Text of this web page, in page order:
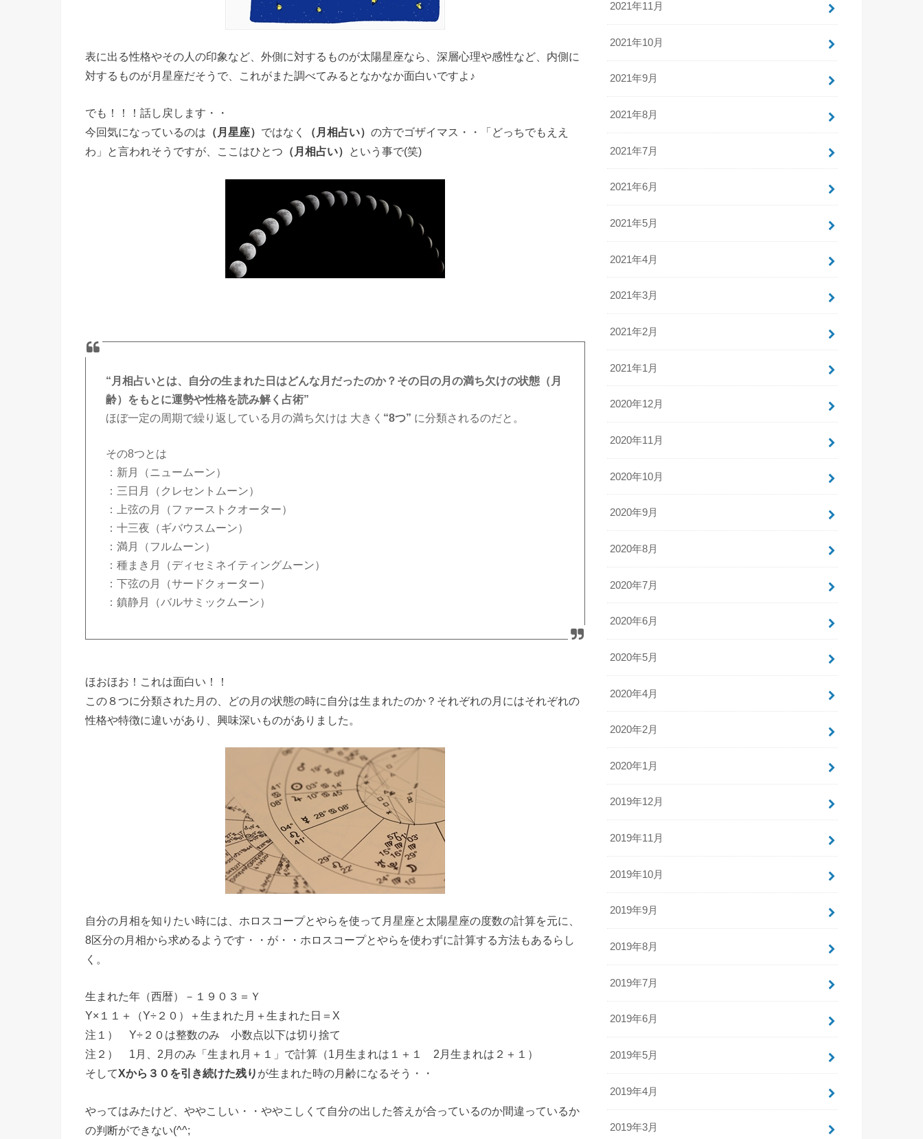
表に出る性格やその人の印象など、外側に対するものが太陽星座なら、深層心理や感性など、内側に
対するものが月星座だそうで、これがまた調べてみるとなかなか面白いですよ♪
でも！！！話し戻します・・
今回気になっているのは （月星座） ではなく （月相占い） の方でゴザイマス・・「どっちでもええ
わ」と言われそうですが、ここはひとつ （月相占い） という事で(笑)
“月相占いとは、自分の生まれた日はどんな月だったのか？その日の月の満ち欠けの状態（月
齢）をもとに運勢や性格を読み解く占術”
ほぼ一定の周期で繰り返している月の満ち欠けは 大きく “8つ” に分類されるのだと。
その8つとは
：新月（ニュームーン）
：三日月（クレセントムーン）
：上弦の月（ファーストクオーター）
：十三夜（ギバウスムーン）
：満月（フルムーン）
：種まき月（ディセミネイティングムーン）
：下弦の月（サードクォーター）
：鎮静月（バルサミックムーン）
ほおほお！これは面白い！！
この８つに分類された月の、どの月の状態の時に自分は生まれたのか？それぞれの月にはそれぞれの
性格や特徴に違いがあり、興味深いものがありました。
自分の月相を知りたい時には、ホロスコープとやらを使って月星座と太陽星座の度数の計算を元に、
8区分の月相から求めるようです・・が・・ホロスコープとやらを使わずに計算する方法もあるらし
く。
生まれた年（西暦）－１９０３＝Ｙ
Y×１１＋（Y÷２０）＋生まれた月＋生まれた日＝X
注１） Y÷２０は整数のみ 小数点以下は切り捨て
注２） 1月、2月のみ「生まれ月＋１」で計算（1月生まれは１＋１ 2月生まれは２＋１）
そしてXから３０を引き続けた残り が生まれた時の月齢になるそう・・
やってはみたけど、ややこしい・・ややこしくて自分の出した答えが合っているのか間違っているか
の判断ができない(^^;
2021年11月
2021年10月
2021年9月
2021年8月
2021年7月
2021年6月
2021年5月
2021年4月
2021年3月
2021年2月
2021年1月
2020年12月
2020年11月
2020年10月
2020年9月
2020年8月
2020年7月
2020年6月
2020年5月
2020年4月
2020年2月
2020年1月
2019年12月
2019年11月
2019年10月
2019年9月
2019年8月
2019年7月
2019年6月
2019年5月
2019年4月
2019年3月